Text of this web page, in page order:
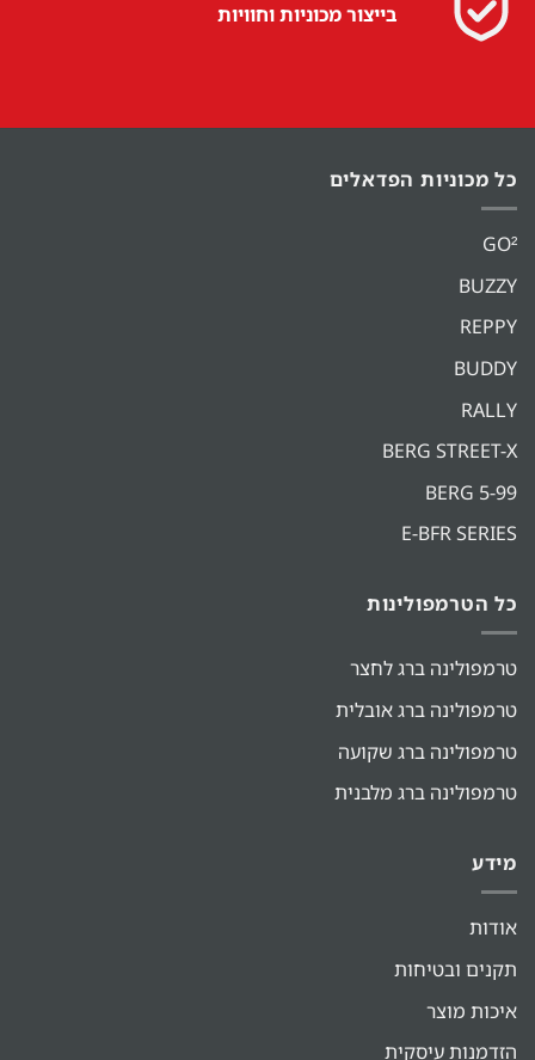
בייצור מכוניות וחוויות
כל מכוניות הפדאלים
GO²
BUZZY
REPPY
BUDDY
RALLY
BERG STREET-X
BERG 5-99
E-BFR SERIES
כל הטרמפולינות
טרמפולינה ברג לחצר
טרמפולינה ברג אובלית
טרמפולינה ברג שקועה
טרמפולינה ברג מלבנית
מידע
אודות
תקנים ובטיחות
איכות מוצר
הזדמנות עיסקית